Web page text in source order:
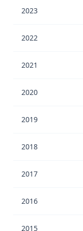
2023
2022
2021
2020
2019
2018
2017
2016
2015